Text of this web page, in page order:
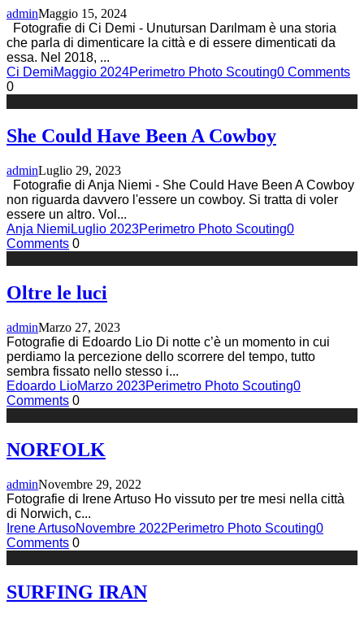
adminMaggio 15, 2024
Fotografie di Ci Demi - Unutursan Darılmam è una storia
che parla di dimenticare la città e di essere dimenticati da
essa. Nel 2018, ...
Ci DemiMaggio 2024Perimetro Photo Scouting0 Comments
0
She Could Have Been A Cowboy
adminLuglio 29, 2023
Fotografie di Anja Niemi - She Could Have Been A Cowboy
non riguarda davvero l'essere un cowboy. Si tratta di voler
essere un altro. Vol ...
Anja Niemi Luglio 2023Perimetro Photo Scouting0
Comments 0
Oltre le luci
adminMarzo 27, 2023
Fotografie di Edoardo Lio Di notte c’è un momento in cui
perdiamo la percezione dello scorrere del tempo, tutto
sembra fissato nello stesso i...
Edoardo LioMarzo 2023Perimetro Photo Scouting0
Comments 0
NORFOLK
adminNovembre 29, 2022
Fotografie di Irene Artuso Ho vissuto per tre mesi nella città
di Norwich, c...
Irene ArtusoNovembre 2022Perimetro Photo Scouting0
Comments 0
SURFING IRAN